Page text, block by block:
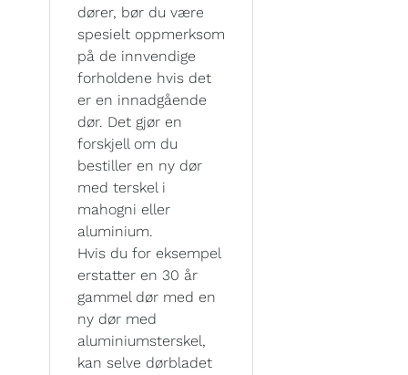
dører, bør du være
spesielt oppmerksom
på de innvendige
forholdene hvis det
er en innadgående
dør. Det gjør en
forskjell om du
bestiller en ny dør
med terskel i
mahogni eller
aluminium.
Hvis du for eksempel
erstatter en 30 år
gammel dør med en
ny dør med
aluminiumsterskel,
kan selve dørbladet